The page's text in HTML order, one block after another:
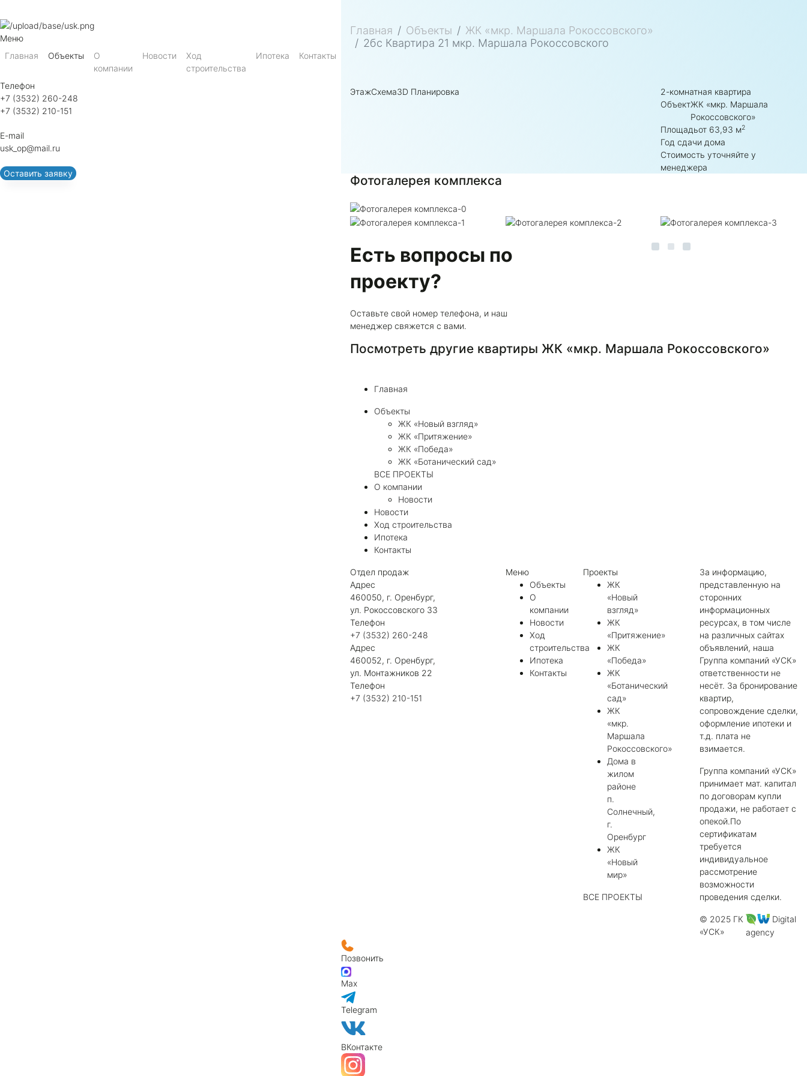
Меню
Главная
Объекты
О
компании
Новости
Ход
строительства
Ипотека Контакты
Телефон
+7 (3532) 260-248
+7 (3532) 210-151
E-mail
usk_op@mail.ru
Оставить заявку
Главная Объекты
ЖК «мкр. Маршала Рокоссовского»
2бс Квартира 21 мкр. Маршала Рокоссовского
ЭтажСхема3D Планировка
2-комнатная квартира
ОбъектЖК «мкр. Маршала
Рокоссовского»
Площадьот 63,93 м2
Год сдачи дома
Стоимость уточняйте у
менеджера
Фотогалерея комплекса
Есть вопросы по
проекту?
Оставьте свой номер телефона, и наш
менеджер свяжется с вами.
Посмотреть другие квартиры ЖК «мкр. Маршала Рокоссовского»
Главная
Объекты
ЖК «Новый взгляд»
ЖК «Притяжение»
ЖК «Победа»
ЖК «Ботанический сад»
ВСЕ ПРОЕКТЫ
О компании
Новости
Новости
Ход строительства
Ипотека
Контакты
Отдел продаж
Адрес
460050, г. Оренбург,
ул. Рокоссовского 33
Телефон
+7 (3532) 260-248
Адрес
460052, г. Оренбург,
ул. Монтажников 22
Телефон
+7 (3532) 210-151
Меню
Объекты
О
компании
Новости
Ход
строительства
Ипотека
Контакты
Проекты
ЖК
«Новый
взгляд»
ЖК
«Притяжение»
ЖК
«Победа»
ЖК
«Ботанический
сад»
ЖК
«мкр.
Маршала
Рокоссовского»
Дома в
жилом
районе
п.
Солнечный,
г.
Оренбург
ЖК
«Новый
мир»
ВСЕ ПРОЕКТЫ
За информацию,
представленную на
сторонних
информационных
ресурсах, в том числе
на различных сайтах
объявлений, наша
Группа компаний «УСК»
ответственности не
несёт. За бронирование
квартир,
сопровождение сделки,
оформление ипотеки и
т.д. плата не
взимается.
Группа компаний «УСК»
принимает мат. капитал
по договорам купли
продажи, не работает с
опекой.По
сертификатам
требуется
индивидуальное
рассмотрение
возможности
проведения сделки.
© 2025 ГК
«УСК»
Digital
agency
Позвонить
Max
Telegram
ВКонтакте